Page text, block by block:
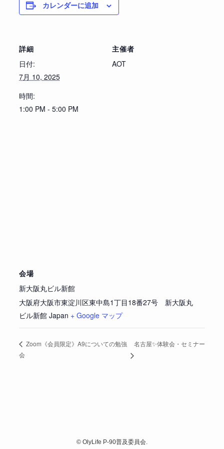
カレンダーに追加
詳細
日付:
7月 10, 2025
時間:
1:00 PM - 5:00 PM
主催者
AOT
会場
新大阪丸ビル新館
大阪府大阪市東淀川区東中島1丁目18番27号 新大阪丸
ビル新館 Japan + Google マップ
Zoom《会員限定》A9についての勉強
会
名古屋✨体験会・セミナー
© OlyLife P-90普及委員会.